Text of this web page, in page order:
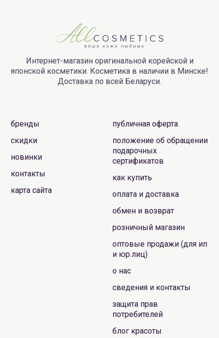
Интернет-магазин оригинальной корейской и
японской косметики. Косметика в наличии в Минске!
Доставка по всей Беларуси.
бренды
скидки
новинки
контакты
карта сайта
публичная оферта
положение об обращении
подарочных
сертификатов
как купить
оплата и доставка
обмен и возврат
розничный магазин
оптовые продажи (для ип
и юр.лиц)
о нас
сведения и контакты
защита прав
потребителей
блог красоты